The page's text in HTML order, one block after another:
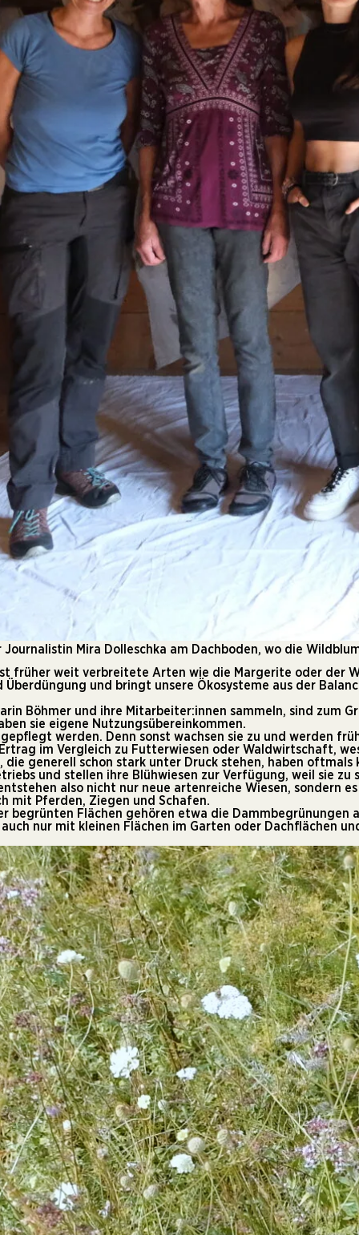
Mira Dolleschka am Dachboden, wo die
früher weit verbreitete Arten wie die Margerite oder der
und bringt unsere Ökosysteme aus der
Böhmer und ihre Mitarbeiter:innen sammeln, sind zum
sie eigene Nutzungsübereinkommen.
werden. Denn sonst wachsen sie zu und werden
im Vergleich zu Futterwiesen oder Waldwirtschaft,
die generell schon stark unter Druck stehen, haben
und stellen ihre Blühwiesen zur Verfügung, weil sie
also nicht nur neue artenreiche Wiesen, sondern
mit Pferden, Ziegen und Schafen.
begrünten Flächen gehören etwa die Dammbegrünungen
nur mit kleinen Flächen im Garten oder Dachflächen